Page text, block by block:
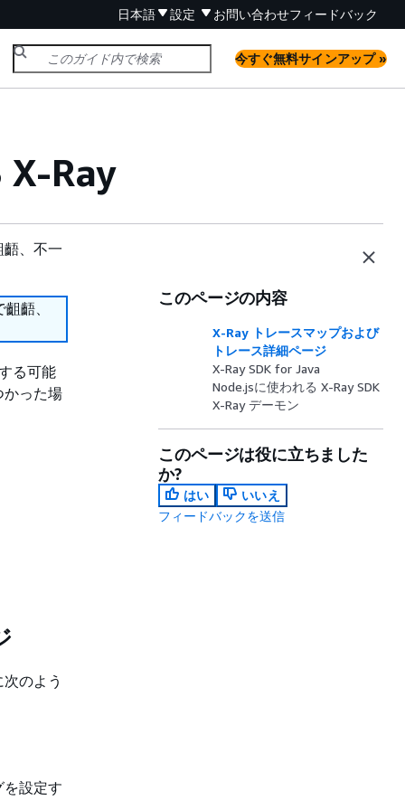
日本語 設定 お問い合わせフィードバック
今すぐ無料サインアップ »
X-Ray
、不一
齬、
る可能
かった場
のよう
設定す
このページの内容
X-Ray トレースマップおよび
トレース詳細ページ
X-Ray SDK for Java
Node.jsに使われる X-Ray SDK
X-Ray デーモン
このページは役に立ちました
か?
はい
いいえ
フィードバックを送信